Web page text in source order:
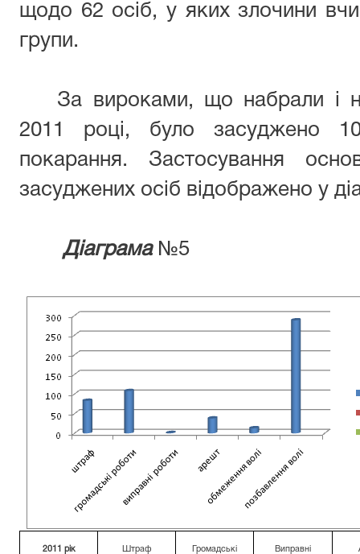
щодо 62 осіб, у яких злочини
групи.
За вироками, що набрали і
2011 році, було засуджено
покарання. Застосування
засуджених осіб відображено у
Діаграма№5
2011 рік Штраф Громадські Виправні